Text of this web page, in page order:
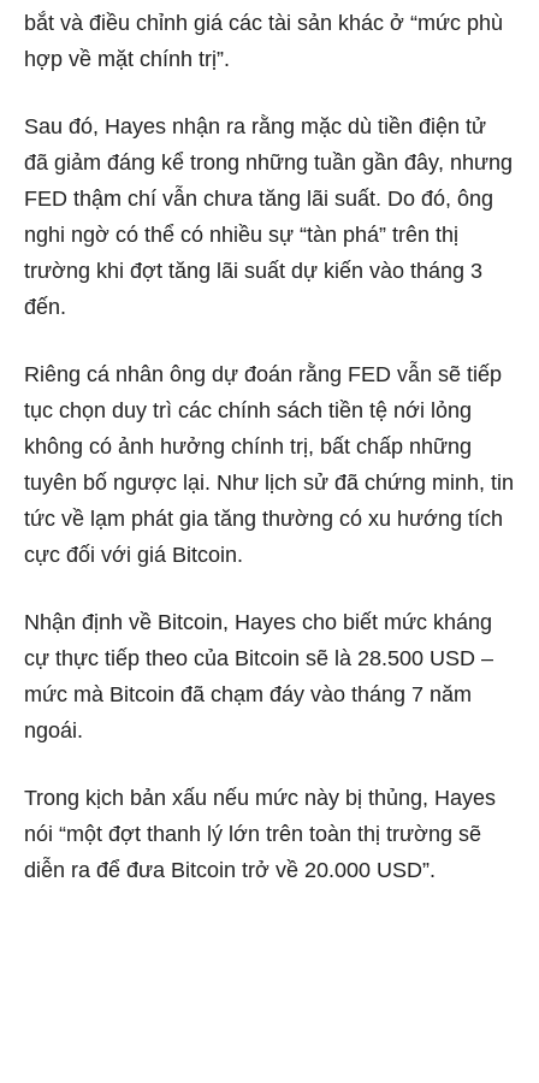
bắt và điều chỉnh giá các tài sản khác ở “mức phù
hợp về mặt chính trị”.
Sau đó, Hayes nhận ra rằng mặc dù tiền điện tử
đã giảm đáng kể trong những tuần gần đây, nhưng
FED thậm chí vẫn chưa tăng lãi suất. Do đó, ông
nghi ngờ có thể có nhiều sự “tàn phá” trên thị
trường khi đợt tăng lãi suất dự kiến ​​vào tháng 3
đến.
Riêng cá nhân ông dự đoán rằng FED vẫn sẽ tiếp
tục chọn duy trì các chính sách tiền tệ nới lỏng
không có ảnh hưởng chính trị, bất chấp những
tuyên bố ngược lại. Như lịch sử đã chứng minh, tin
tức về lạm phát gia tăng thường có xu hướng tích
cực đối với giá Bitcoin.
Nhận định về Bitcoin, Hayes cho biết mức kháng
cự thực tiếp theo của Bitcoin sẽ là 28.500 USD –
mức mà Bitcoin đã chạm đáy vào tháng 7 năm
ngoái.
Trong kịch bản xấu nếu mức này bị thủng, Hayes
nói “một đợt thanh lý lớn trên toàn thị trường sẽ
diễn ra để đưa Bitcoin trở về 20.000 USD”.